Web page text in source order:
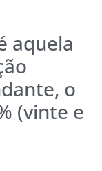
aquela
o
(vinte e